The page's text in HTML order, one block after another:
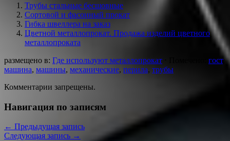
Трубы стальные бесшовные
Сортовой и фасонный прокат
Гибка швеллера на заказ
Цветной металлопрокат. Продажа изделий цветного
металлопроката
размещено в: Где используют металлопрокат гост,
машина, машины, механические, перила, трубы
Комментарии запрещены.
Навигация по записям
← Предыдущая запись
Следующая запись →